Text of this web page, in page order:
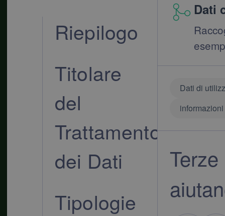
Riepilogo
Titolare
del
Trattamento
dei Dati
Tipologie
Dati
Dati di